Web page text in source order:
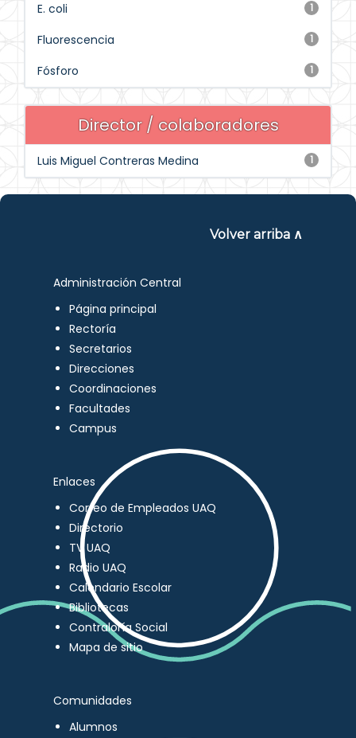
1
E. coli
1
Fluorescencia
1
Fósforo
Director / colaboradores
1
Luis Miguel Contreras Medina
Volver arriba ∧
Administración Central
Página principal
Rectoría
Secretarios
Direcciones
Coordinaciones
Facultades
Campus
Enlaces
Correo de Empleados UAQ
Directorio
TV UAQ
Radio UAQ
Calendario Escolar
Bibliotecas
Contraloría Social
Mapa de sitio
Comunidades
Alumnos